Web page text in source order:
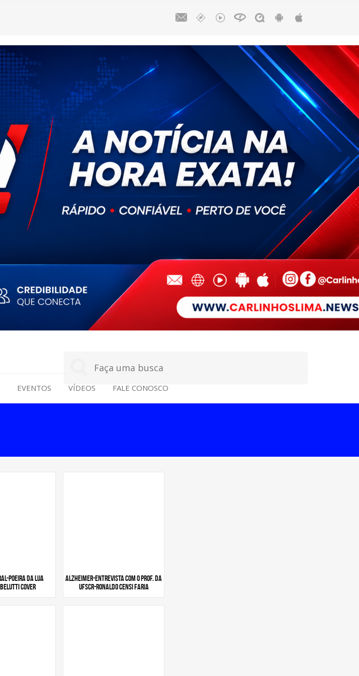
EVENTOS VÍDEOS FALE CONOSCO
Poeira Da Lua
Cover
Alzheimer-Entrevista com o prof. da
Ufscr-Ronaldo Censi Faria